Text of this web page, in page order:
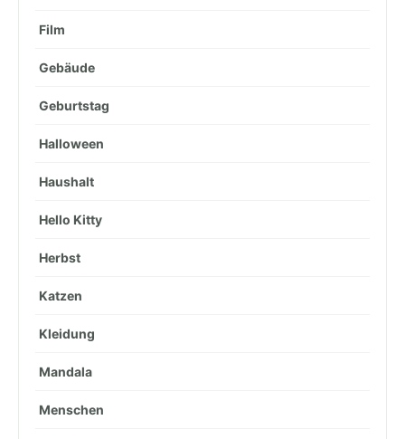
Film
Gebäude
Geburtstag
Halloween
Haushalt
Hello Kitty
Herbst
Katzen
Kleidung
Mandala
Menschen